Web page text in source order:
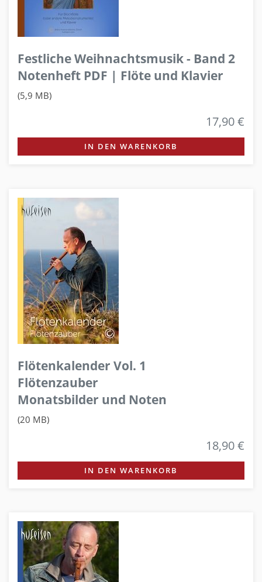
Festliche Weihnachtsmusik - Band 2
Notenheft PDF | Flöte und Klavier
(5,9 MB)
17,90 €
IN DEN WARENKORB
Flötenkalender Vol. 1
Flötenzauber
Monatsbilder und Noten
(20 MB)
18,90 €
IN DEN WARENKORB